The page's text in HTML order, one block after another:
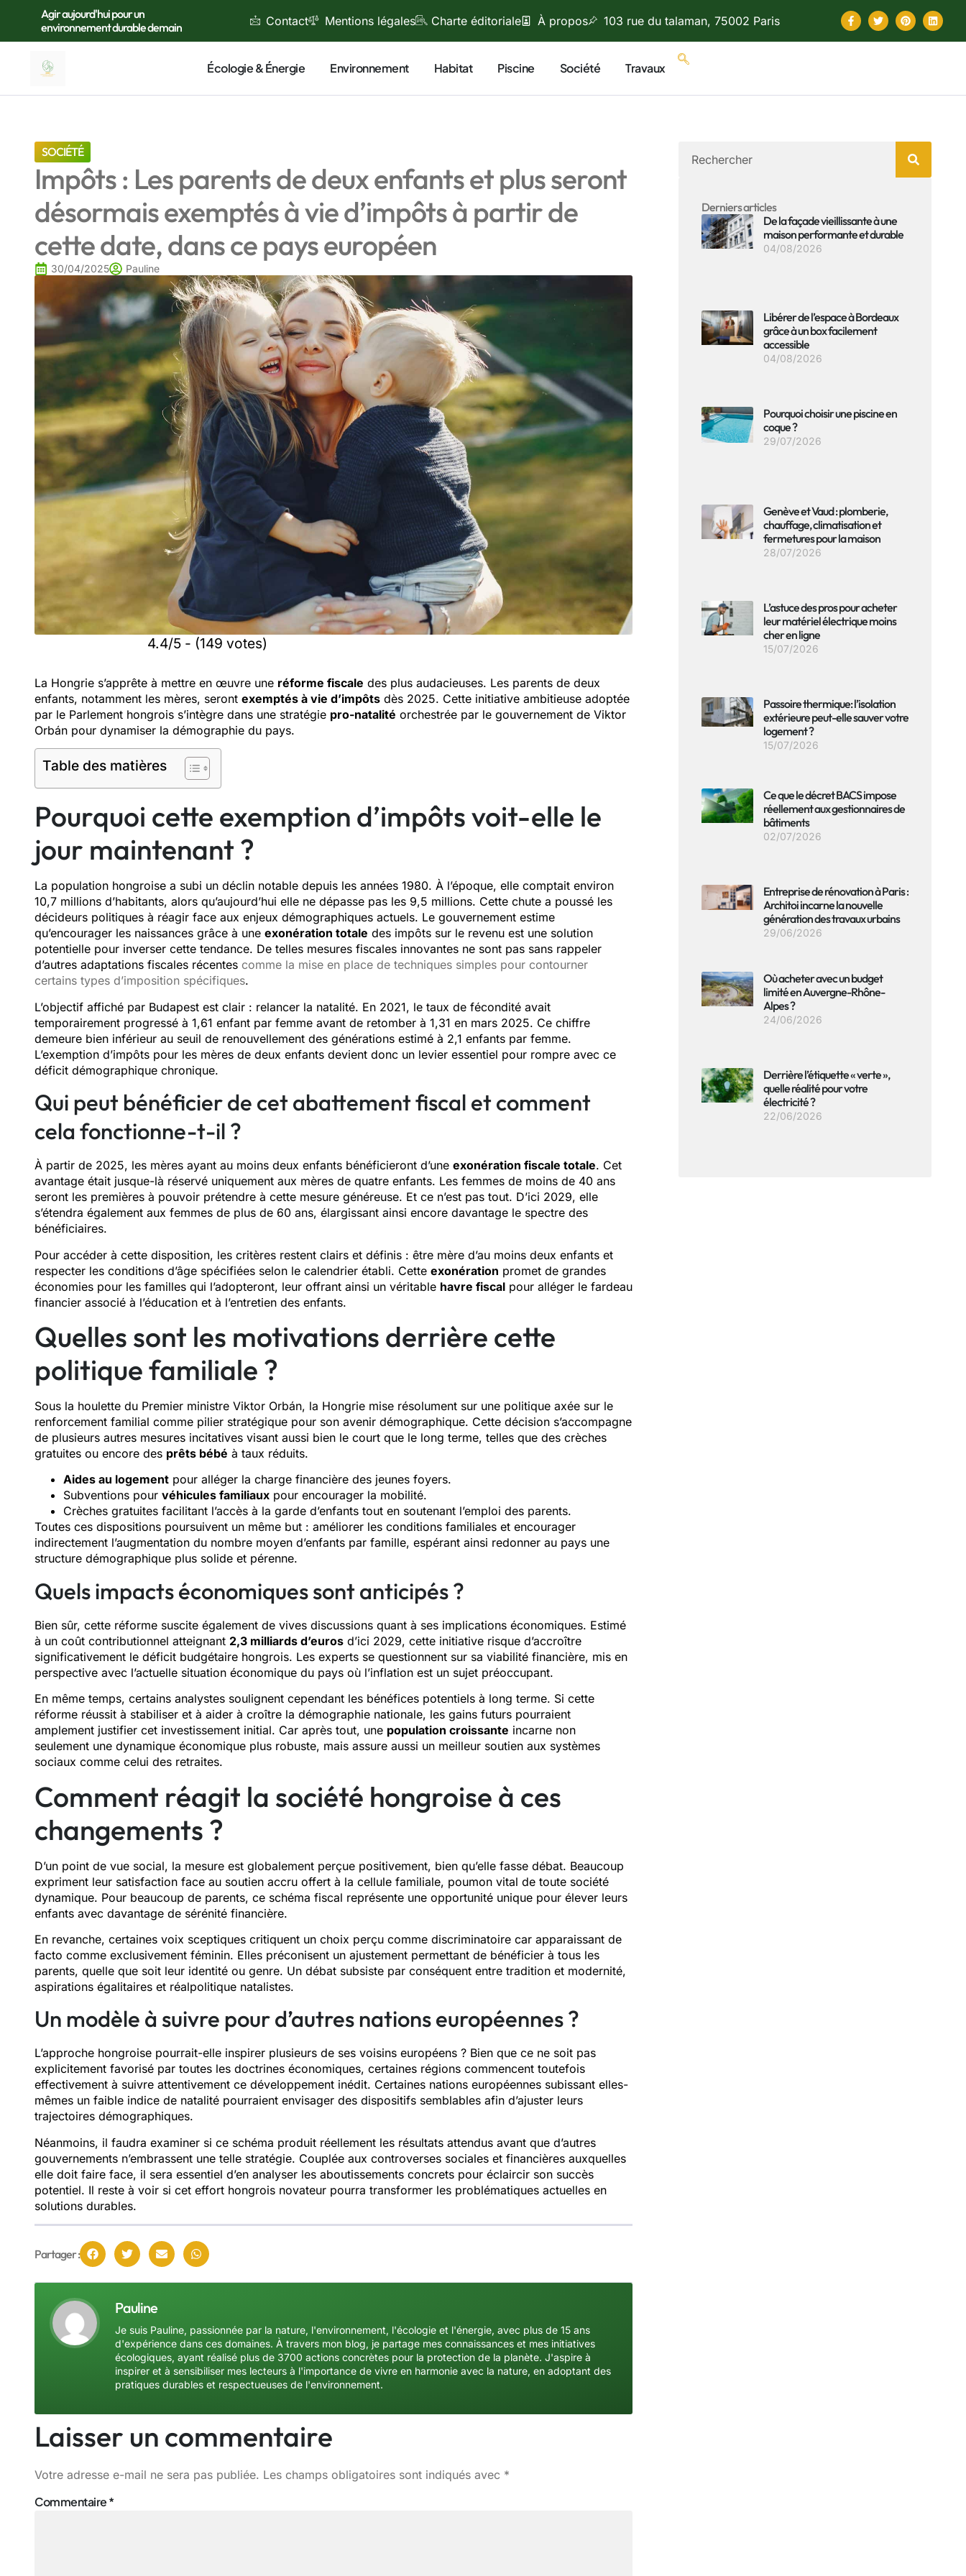
Agir aujourd'hui pour un
environnement durable demain
Contact Mentions légales Charte éditoriale À propos 103 rue du talaman, 75002 Paris
Écologie & Énergie Environnement Habitat Piscine Société Travaux
SOCIÉTÉ
Impôts : Les parents de deux enfants et plus seront
désormais exemptés à vie d’impôts à partir de
cette date, dans ce pays européen
30/04/2025 Pauline
4.4/5 - (149 votes)
La Hongrie s’apprête à mettre en œuvre une réforme fiscale des plus audacieuses. Les parents de deux
enfants, notamment les mères, seront exemptés à vie d’impôts dès 2025. Cette initiative ambitieuse adoptée
par le Parlement hongrois s’intègre dans une stratégie pro-natalité orchestrée par le gouvernement de Viktor
Orbán pour dynamiser la démographie du pays.
Table des matières
Pourquoi cette exemption d’impôts voit-elle le
jour maintenant ?
La population hongroise a subi un déclin notable depuis les années 1980. À l’époque, elle comptait environ
10,7 millions d’habitants, alors qu’aujourd’hui elle ne dépasse pas les 9,5 millions. Cette chute a poussé les
décideurs politiques à réagir face aux enjeux démographiques actuels. Le gouvernement estime
qu’encourager les naissances grâce à une exonération totale des impôts sur le revenu est une solution
potentielle pour inverser cette tendance. De telles mesures fiscales innovantes ne sont pas sans rappeler
d’autres adaptations fiscales récentes comme la mise en place de techniques simples pour contourner
certains types d’imposition spécifiques.
L’objectif affiché par Budapest est clair : relancer la natalité. En 2021, le taux de fécondité avait
temporairement progressé à 1,61 enfant par femme avant de retomber à 1,31 en mars 2025. Ce chiffre
demeure bien inférieur au seuil de renouvellement des générations estimé à 2,1 enfants par femme.
L’exemption d’impôts pour les mères de deux enfants devient donc un levier essentiel pour rompre avec ce
déficit démographique chronique.
Qui peut bénéficier de cet abattement fiscal et comment
cela fonctionne-t-il ?
À partir de 2025, les mères ayant au moins deux enfants bénéficieront d’une exonération fiscale totale. Cet
avantage était jusque-là réservé uniquement aux mères de quatre enfants. Les femmes de moins de 40 ans
seront les premières à pouvoir prétendre à cette mesure généreuse. Et ce n’est pas tout. D’ici 2029, elle
s’étendra également aux femmes de plus de 60 ans, élargissant ainsi encore davantage le spectre des
bénéficiaires.
Pour accéder à cette disposition, les critères restent clairs et définis : être mère d’au moins deux enfants et
respecter les conditions d’âge spécifiées selon le calendrier établi. Cette exonération promet de grandes
économies pour les familles qui l’adopteront, leur offrant ainsi un véritable havre fiscal pour alléger le fardeau
financier associé à l’éducation et à l’entretien des enfants.
Quelles sont les motivations derrière cette
politique familiale ?
Sous la houlette du Premier ministre Viktor Orbán, la Hongrie mise résolument sur une politique axée sur le
renforcement familial comme pilier stratégique pour son avenir démographique. Cette décision s’accompagne
de plusieurs autres mesures incitatives visant aussi bien le court que le long terme, telles que des crèches
gratuites ou encore des prêts bébé à taux réduits.
Aides au logement pour alléger la charge financière des jeunes foyers.
Subventions pour véhicules familiaux pour encourager la mobilité.
Crèches gratuites facilitant l’accès à la garde d’enfants tout en soutenant l’emploi des parents.
Toutes ces dispositions poursuivent un même but : améliorer les conditions familiales et encourager
indirectement l’augmentation du nombre moyen d’enfants par famille, espérant ainsi redonner au pays une
structure démographique plus solide et pérenne.
Quels impacts économiques sont anticipés ?
Bien sûr, cette réforme suscite également de vives discussions quant à ses implications économiques. Estimé
à un coût contributionnel atteignant 2,3 milliards d’euros d’ici 2029, cette initiative risque d’accroître
significativement le déficit budgétaire hongrois. Les experts se questionnent sur sa viabilité financière, mis en
perspective avec l’actuelle situation économique du pays où l’inflation est un sujet préoccupant.
En même temps, certains analystes soulignent cependant les bénéfices potentiels à long terme. Si cette
réforme réussit à stabiliser et à aider à croître la démographie nationale, les gains futurs pourraient
amplement justifier cet investissement initial. Car après tout, une population croissante incarne non
seulement une dynamique économique plus robuste, mais assure aussi un meilleur soutien aux systèmes
sociaux comme celui des retraites.
Comment réagit la société hongroise à ces
changements ?
D’un point de vue social, la mesure est globalement perçue positivement, bien qu’elle fasse débat. Beaucoup
expriment leur satisfaction face au soutien accru offert à la cellule familiale, poumon vital de toute société
dynamique. Pour beaucoup de parents, ce schéma fiscal représente une opportunité unique pour élever leurs
enfants avec davantage de sérénité financière.
En revanche, certaines voix sceptiques critiquent un choix perçu comme discriminatoire car apparaissant de
facto comme exclusivement féminin. Elles préconisent un ajustement permettant de bénéficier à tous les
parents, quelle que soit leur identité ou genre. Un débat subsiste par conséquent entre tradition et modernité,
aspirations égalitaires et réalpolitique natalistes.
Un modèle à suivre pour d’autres nations européennes ?
L’approche hongroise pourrait-elle inspirer plusieurs de ses voisins européens ? Bien que ce ne soit pas
explicitement favorisé par toutes les doctrines économiques, certaines régions commencent toutefois
effectivement à suivre attentivement ce développement inédit. Certaines nations européennes subissant elles-
mêmes un faible indice de natalité pourraient envisager des dispositifs semblables afin d’ajuster leurs
trajectoires démographiques.
Néanmoins, il faudra examiner si ce schéma produit réellement les résultats attendus avant que d’autres
gouvernements n’embrassent une telle stratégie. Couplée aux controverses sociales et financières auxquelles
elle doit faire face, il sera essentiel d’en analyser les aboutissements concrets pour éclaircir son succès
potentiel. Il reste à voir si cet effort hongrois novateur pourra transformer les problématiques actuelles en
solutions durables.
Partager :
Pauline
Je suis Pauline, passionnée par la nature, l'environnement, l'écologie et l'énergie, avec plus de 15 ans
d'expérience dans ces domaines. À travers mon blog, je partage mes connaissances et mes initiatives
écologiques, ayant réalisé plus de 3700 actions concrètes pour la protection de la planète. J'aspire à
inspirer et à sensibiliser mes lecteurs à l'importance de vivre en harmonie avec la nature, en adoptant des
pratiques durables et respectueuses de l'environnement.
Laisser un commentaire
Votre adresse e-mail ne sera pas publiée. Les champs obligatoires sont indiqués avec *
Commentaire*
Derniers articles
De la façade vieillissante à une
maison performante et durable
04/08/2026
Libérer de l’espace à Bordeaux
grâce à un box facilement
accessible
04/08/2026
Pourquoi choisir une piscine en
coque ?
29/07/2026
Genève et Vaud : plomberie,
chauffage, climatisation et
fermetures pour la maison
28/07/2026
L’astuce des pros pour acheter
leur matériel électrique moins
cher en ligne
15/07/2026
Passoire thermique: l’isolation
extérieure peut-elle sauver votre
logement ?
15/07/2026
Ce que le décret BACS impose
réellement aux gestionnaires de
bâtiments
02/07/2026
Entreprise de rénovation à Paris :
Architoi incarne la nouvelle
génération des travaux urbains
29/06/2026
Où acheter avec un budget
limité en Auvergne-Rhône-
Alpes ?
24/06/2026
Derrière l’étiquette « verte »,
quelle réalité pour votre
électricité ?
22/06/2026